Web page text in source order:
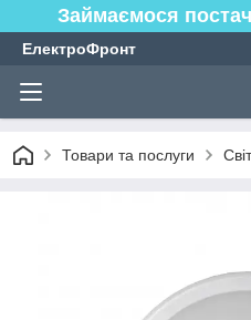
Займаємося
ЕлектроФронт
Товари та послуги